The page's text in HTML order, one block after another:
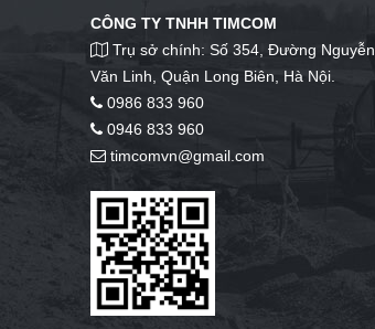
CÔNG TY TNHH TIMCOM
Trụ sở chính: Số 354, Đường Nguyễn
Văn Linh, Quận Long Biên, Hà Nội.
0986 833 960
0946 833 960
timcomvn@gmail.com